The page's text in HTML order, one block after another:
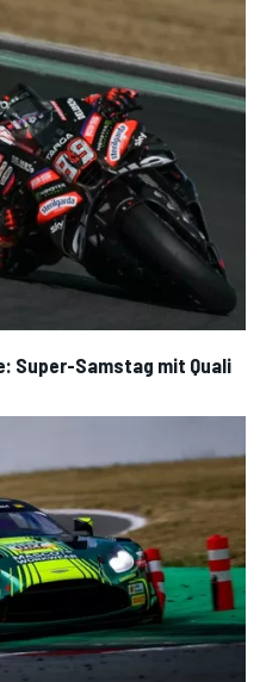
Super-Samstag mit Quali